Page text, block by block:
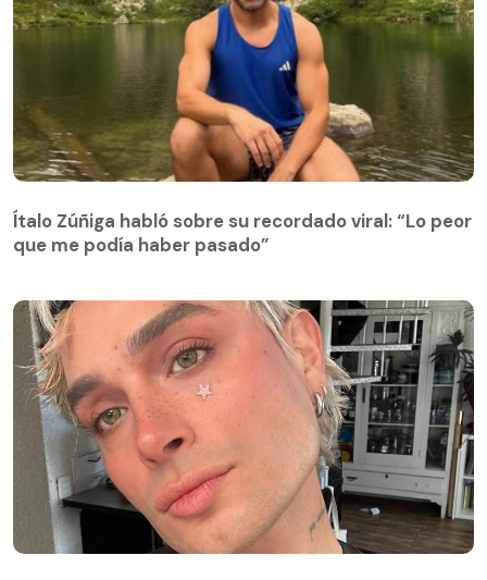
Ítalo Zúñiga habló sobre su recordado viral: “Lo peor
que me podía haber pasado”